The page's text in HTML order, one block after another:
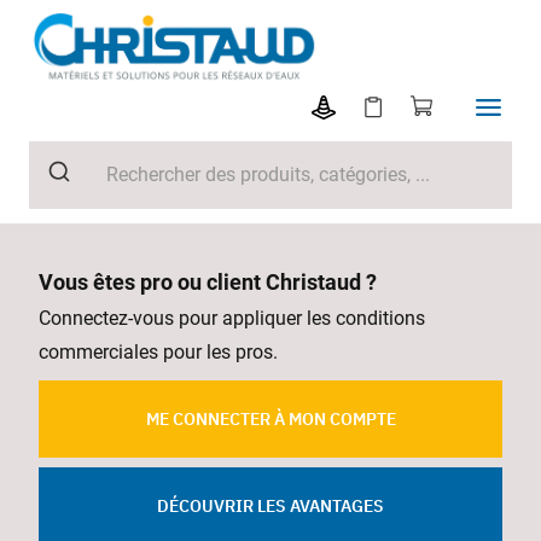
Vous êtes pro ou client Christaud ?
Connectez-vous pour appliquer les conditions
commerciales pour les pros.
ME CONNECTER À MON COMPTE
DÉCOUVRIR LES AVANTAGES